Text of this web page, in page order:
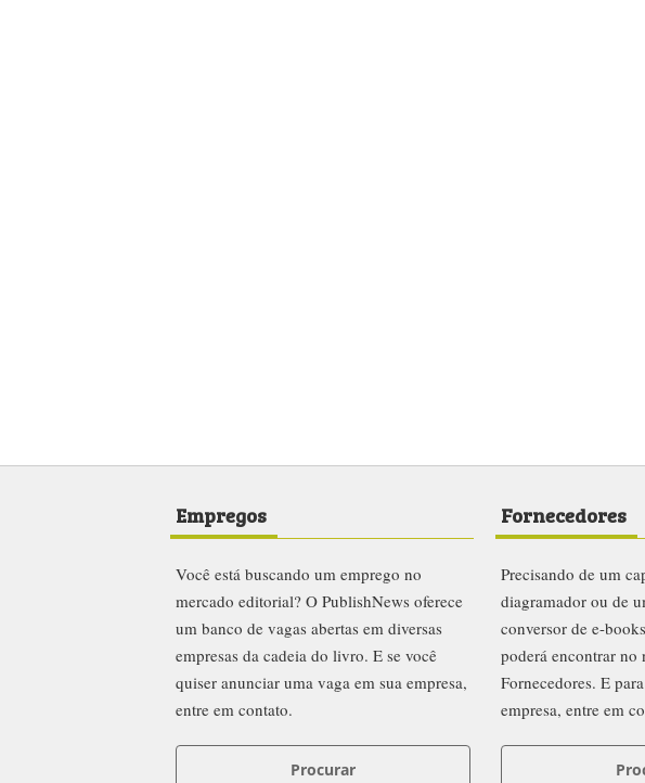
Empregos
Você está buscando um emprego no
mercado editorial? O PublishNews oferece
um banco de vagas abertas em diversas
empresas da cadeia do livro. E se você
quiser anunciar uma vaga em sua empresa,
entre em contato.
Procurar
Fornecedores
Precisando de um
diagramador ou de
conversor de e-
poderá encontrar no
Fornecedores. E
empresa, entre em